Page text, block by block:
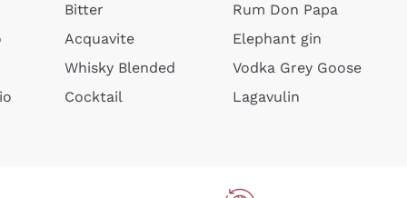
Bitter
Acquavite
Whisky Blended
Cocktail
Rum Don Papa
Elephant gin
Vodka Grey Goose
Lagavulin